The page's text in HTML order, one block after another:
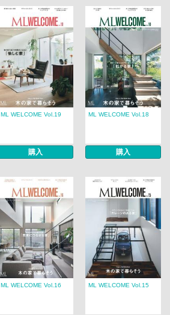
ML WELCOME Vol.19
購入
ML WELCOME Vol.18
購入
ML WELCOME Vol.16 ML WELCOME Vol.15